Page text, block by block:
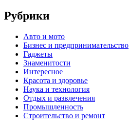
Рубрики
Авто и мото
Бизнес и предпринимательство
Гаджеты
Знаменитости
Интересное
Красота и здоровье
Наука и технология
Отдых и развлечения
Промышленность
Строительство и ремонт